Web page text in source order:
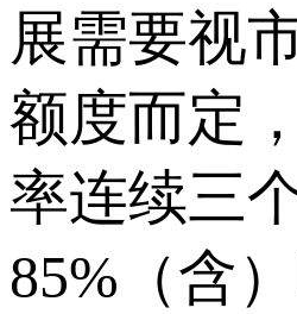
展需要视
额度而定
率连续三
85%（含